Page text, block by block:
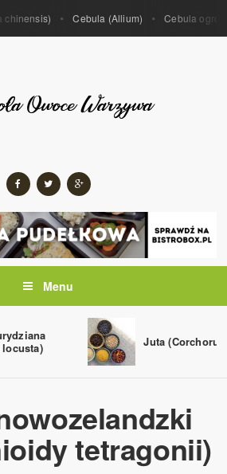
Cebula (Allium) Cebula
Menu
Juta
tetragonii)